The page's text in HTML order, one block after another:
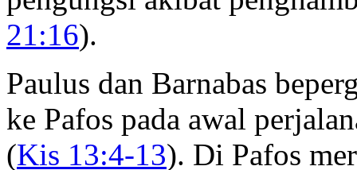
21:16).
Paulus dan Barnabas
ke Pafos pada awal
(Kis 13:4-13). Di Pafos